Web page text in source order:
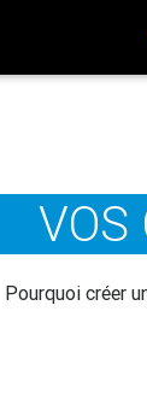
VOS
Pourquoi créer